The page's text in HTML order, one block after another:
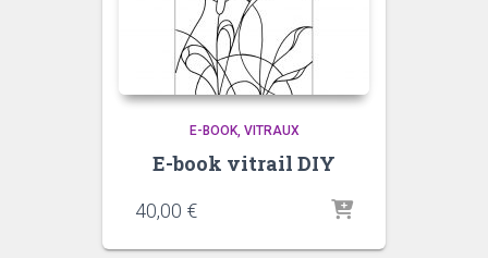
E-BOOK VITRAUX
E-book vitrail DIY
40,00 €